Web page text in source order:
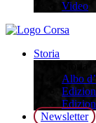
Video
Storia
Albo
Newsletter